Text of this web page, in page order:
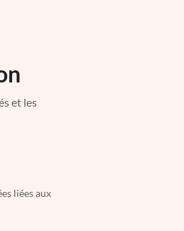
et les
liées aux